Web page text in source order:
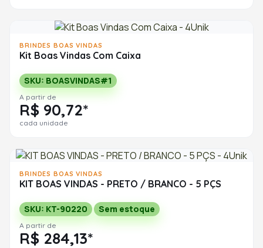
BRINDES BOAS VINDAS
Kit Boas Vindas Com Caixa
SKU: BOASVINDAS#1
A partir de
R$ 90,72*
cada unidade
BRINDES BOAS VINDAS
KIT BOAS VINDAS - PRETO / BRANCO - 5 PÇS
SKU: KT-90220 Sem estoque
A partir de
R$ 284,13*